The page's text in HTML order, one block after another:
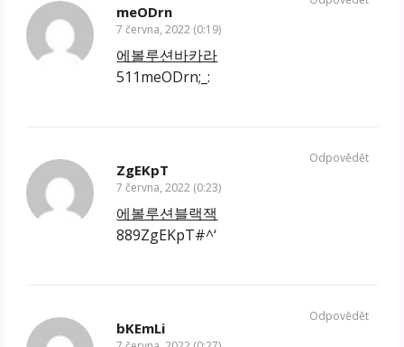
meODrn
7 června, 2022 (0:19)
에볼루션바카라
511meODrn;_:
ZgEKpT
7 června, 2022 (0:23)
에볼루션블랙잭
889ZgEKpT#^‘
Odpovědět
bKEmLi
Odpovědět